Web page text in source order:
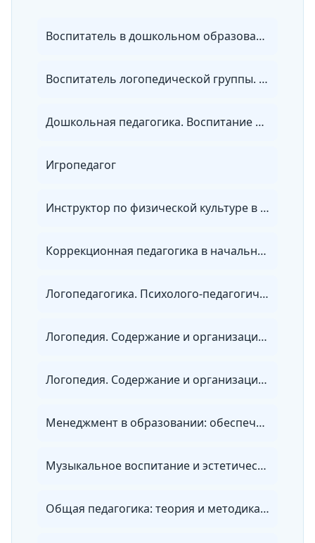
Воспитатель в дошкольном образовании. Психолого-педагогическое сопровождение развития детей в условиях реализации ФГОС
Воспитатель логопедической группы. Педагогическая и коррекционно-развивающая помощь детям с речевой патологией в условиях реализации ФГОС ДО
Дошкольная педагогика. Воспитание и развитие детей в ДОО в соответствии с требованиями ФГОС ДО
Игропедагог
Инструктор по физической культуре в ДОО: планирование и организация физкультурно-оздоровительной работы по ФГОС ДО
Коррекционная педагогика в начальном образовании. Преподавание в начальных классах и начальных классах компенсирующего и коррекционно-развивающего образования
Логопедагогика. Психолого-педагогическое сопровождение детей с нарушениями речи в условиях реализации ФГОС
Логопедия. Содержание и организация коррекционно-педагогической работы с обучающимися, имеющими нарушения речи и коммуникации, с дополнительной специализацией в области дефектологии
Логопедия. Содержание и организация коррекционно-педагогической работы с обучающимися, имеющими нарушения речи и коммуникации, с дополнительной специализацией в области дошкольной дефектологии
Менеджмент в образовании: обеспечение развития и эффективности деятельности образовательной организации
Музыкальное воспитание и эстетическое развитие детей в условиях реализации ФГОС ДО
Общая педагогика: теория и методика обучения и воспитания в условиях реализации ФГОС